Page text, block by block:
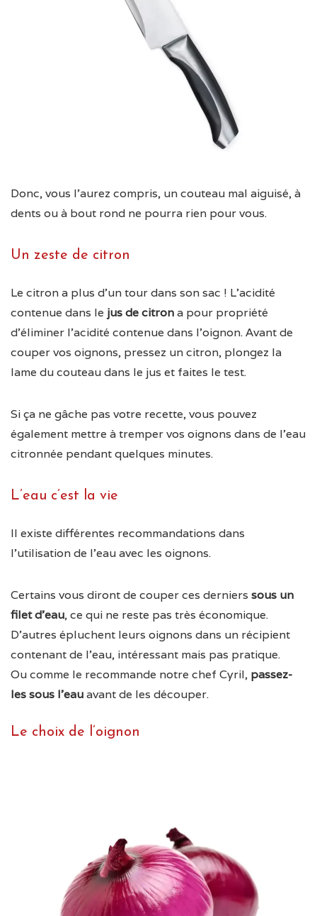
Donc, vous l’aurez compris, un couteau mal aiguisé, à
dents ou à bout rond ne pourra rien pour vous.
Un zeste de citron
Le citron a plus d’un tour dans son sac ! L’acidité
contenue dans le jus de citrona pour propriété
d’éliminer l’acidité contenue dans l’oignon. Avant de
couper vos oignons, pressez un citron, plongez la
lame du couteau dans le jus et faites le test.
Si ça ne gâche pas votre recette, vous pouvez
également mettre à tremper vos oignons dans de l’eau
citronnée pendant quelques minutes.
L’eau c’est la vie
Il existe différentes recommandations dans
l’utilisation de l’eau avec les oignons.
Certains vous diront de couper ces derniers sous un
filet d’eau, ce qui ne reste pas très économique.
D’autres épluchent leurs oignons dans un récipient
contenant de l’eau, intéressant mais pas pratique.
Ou comme le recommande notre chef Cyril, passez-
les sous l’eauavant de les découper.
Le choix de l’oignon